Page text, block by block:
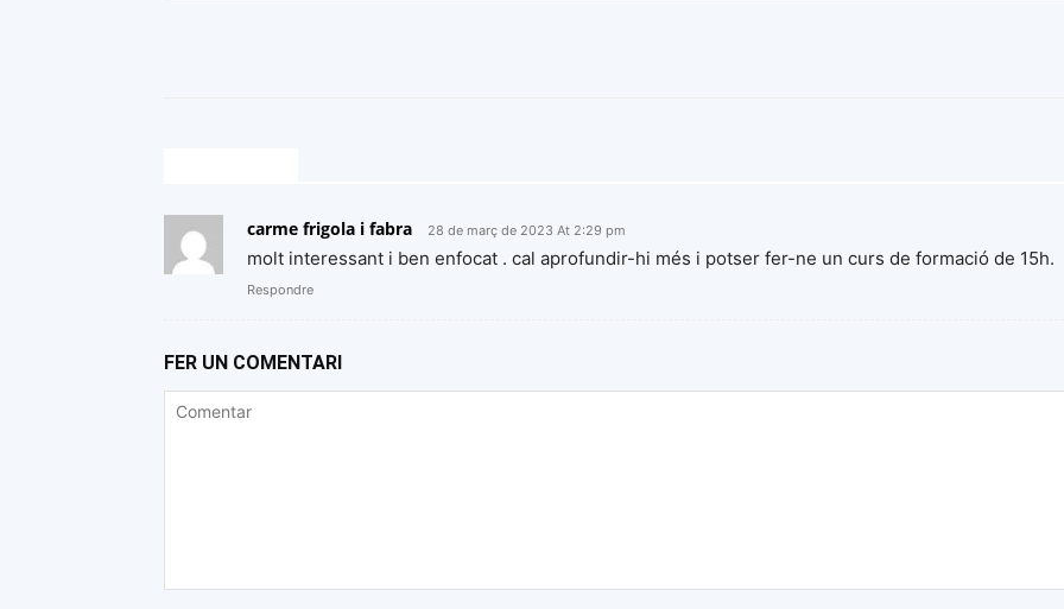
carme frigola i fabra 28 de març de 2023 At 2:29 pm
molt interessant i ben enfocat . cal aprofundir-hi més i potser fer-ne un curs de formació de 15h.
Respondre
FER UN COMENTARI